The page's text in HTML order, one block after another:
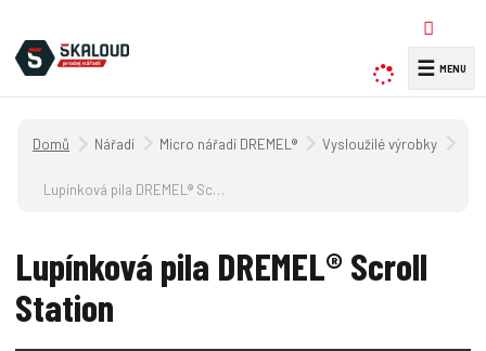
y
l
t
☰
Úvodní strana
Nářadí Micro nářadí DREMEL® Vysloužilé výrobky
Lupínková pila DREMEL® Scroll Station
Lupínková pila DREMEL® Scroll
Station